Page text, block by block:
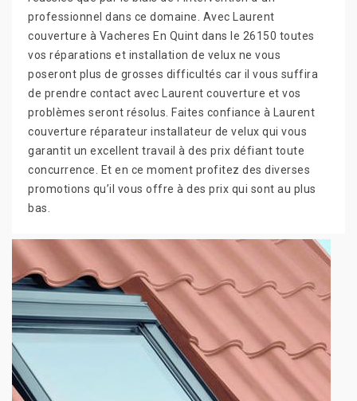
professionnel dans ce domaine. Avec Laurent
couverture à Vacheres En Quint dans le 26150 toutes
vos réparations et installation de velux ne vous
poseront plus de grosses difficultés car il vous suffira
de prendre contact avec Laurent couverture et vos
problèmes seront résolus. Faites confiance à Laurent
couverture réparateur installateur de velux qui vous
garantit un excellent travail à des prix défiant toute
concurrence. Et en ce moment profitez des diverses
promotions qu’il vous offre à des prix qui sont au plus
bas.